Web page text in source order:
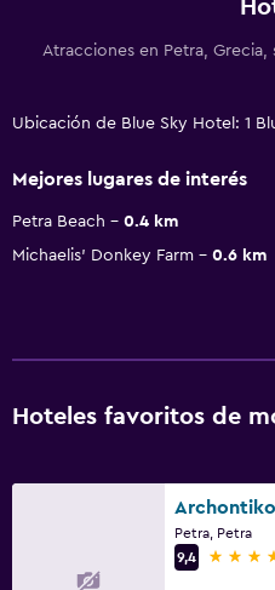
Atracciones en Petra,
Ubicación de Blue Sky Hotel: 1
Mejores lugares de interés
Petra Beach
0.4 km
Michaelis' Donkey Farm
0.6 km
Hoteles favoritos de
Archontiko
Petra, Petra
9,4
4